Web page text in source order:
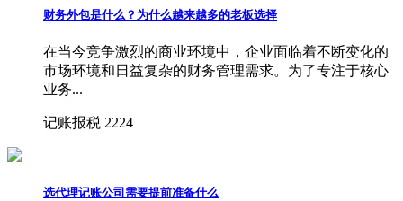
财务外包是什么？为什么越来越多的老板选择
在当今竞争激烈的商业环境中，企业面临着不断变化的
市场环境和日益复杂的财务管理需求。为了专注于核心
业务...
记账报税 2224
选代理记账公司需要提前准备什么